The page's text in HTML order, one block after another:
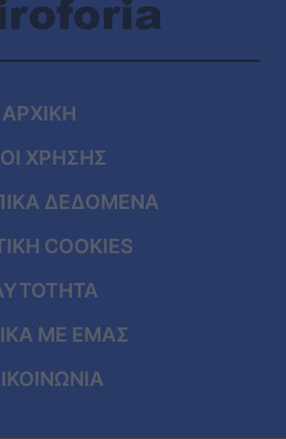
ΑΡΧΙΚΗ
ΧΡΗΣΗΣ
ΔΕΔΟΜΕΝΑ
COOKIES
ΜΕ ΕΜΑΣ